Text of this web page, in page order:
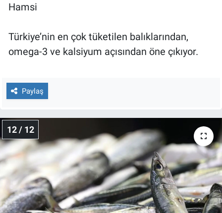
Hamsi
Türkiye’nin en çok tüketilen balıklarından,
omega-3 ve kalsiyum açısından öne çıkıyor.
Paylaş
12 / 12